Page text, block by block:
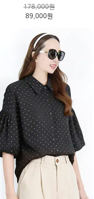
178,000원
89,000원